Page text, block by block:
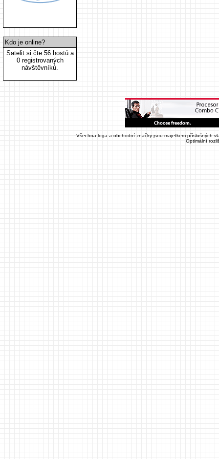
Kdo je online?
Satelit si čte 56 hostů a
0 registrovaných
návštěvníků.
Všechna loga a obchodní značky jsou majetkem příslušných
Optimální